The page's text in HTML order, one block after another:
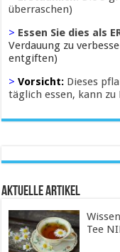
überraschen)
> Essen Sie dies als
Verdauung zu
entgiften)
> Vorsicht: Dieses
täglich essen, kann
Aktuelle Artikel
Tee